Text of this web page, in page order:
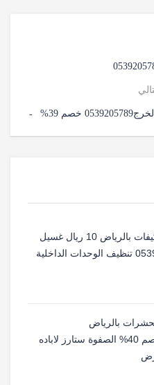
39%
شركة تنظيف مكيفات بالرياض 10 ريال غسيل
المكيف0539205789 تنظيف الوحدات الداخلية
بالرياض
0539205789 خصم 40% الصفوة ستارز لاباده